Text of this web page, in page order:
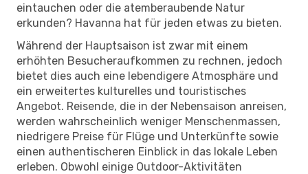
eintauchen oder die atemberaubende Natur
erkunden? Havanna hat für jeden etwas zu bieten.
Während der Hauptsaison ist zwar mit einem
erhöhten Besucheraufkommen zu rechnen, jedoch
bietet dies auch eine lebendigere Atmosphäre und
ein erweitertes kulturelles und touristisches
Angebot. Reisende, die in der Nebensaison anreisen,
werden wahrscheinlich weniger Menschenmassen,
niedrigere Preise für Flüge und Unterkünfte sowie
einen authentischeren Einblick in das lokale Leben
erleben. Obwohl einige Outdoor-Aktivitäten